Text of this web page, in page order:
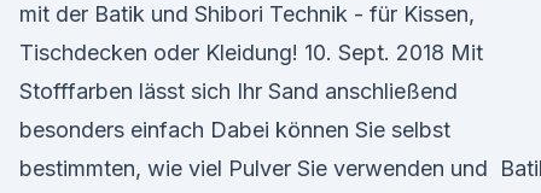
mit der Batik und Shibori Technik - für Kissen,
Tischdecken oder Kleidung! 10. Sept. 2018 Mit
Stofffarben lässt sich Ihr Sand anschließend
besonders einfach Dabei können Sie selbst
bestimmten, wie viel Pulver Sie verwenden und